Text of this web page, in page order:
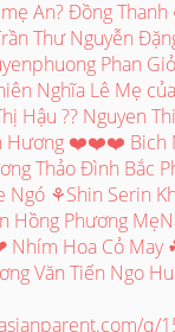
An? Đồng
Thư Nguyễn
Phan
Nghĩa Lê Mẹ
Hậu ?? Nguyen
Hương ❤️❤️❤️ Bich
Thảo Đình Bắc
Ngó ⚘Shin Serin
Hồng Phương
Hoa Cỏ May
Văn Tiến Ngo
q/